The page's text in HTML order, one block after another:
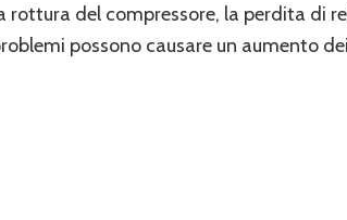
rottura del compressore, la perdita di
possono causare un aumento